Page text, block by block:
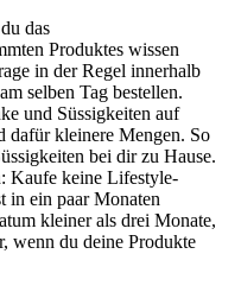
das
Produktes wissen
in der Regel innerhalb
selben Tag bestellen.
und Süssigkeiten auf
dafür kleinere Mengen. So
bei dir zu Hause.
Kaufe keine Lifestyle-
in ein paar Monaten
kleiner als drei Monate,
wenn du deine Produkte